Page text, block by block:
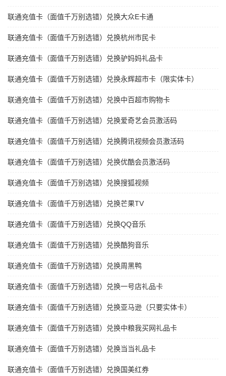
联通充值卡（面值千万别选错）兑换大众E卡通
联通充值卡（面值千万别选错）兑换杭州市民卡
联通充值卡（面值千万别选错）兑换驴妈妈礼品卡
联通充值卡（面值千万别选错）兑换永辉超市卡（限实体卡）
联通充值卡（面值千万别选错）兑换中百超市购物卡
联通充值卡（面值千万别选错）兑换爱奇艺会员激活码
联通充值卡（面值千万别选错）兑换腾讯视频会员激活码
联通充值卡（面值千万别选错）兑换优酷会员激活码
联通充值卡（面值千万别选错）兑换搜狐视频
联通充值卡（面值千万别选错）兑换芒果TV
联通充值卡（面值千万别选错）兑换QQ音乐
联通充值卡（面值千万别选错）兑换酷狗音乐
联通充值卡（面值千万别选错）兑换周黑鸭
联通充值卡（面值千万别选错）兑换一号店礼品卡
联通充值卡（面值千万别选错）兑换亚马逊（只要实体卡）
联通充值卡（面值千万别选错）兑换中粮我买网礼品卡
联通充值卡（面值千万别选错）兑换当当礼品卡
联通充值卡（面值千万别选错）兑换国美红券